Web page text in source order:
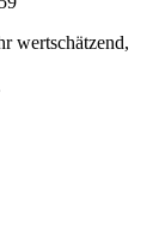
wertschätzend,